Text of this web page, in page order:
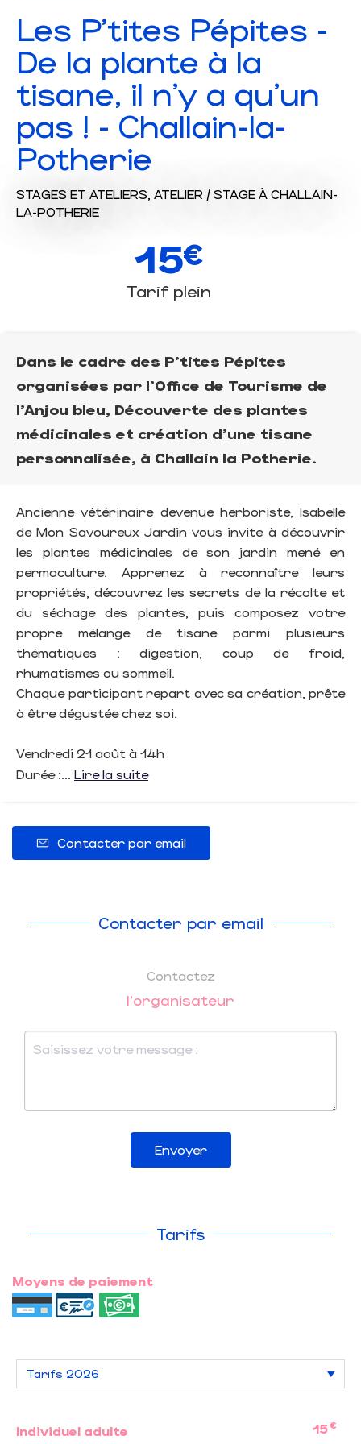
Les P'tites Pépites -
De la plante à la
tisane, il n'y a qu'un
pas ! - Challain-la-
Potherie
STAGES ET ATELIERS, ATELIER / STAGE À CHALLAIN-
LA-POTHERIE
15€
Tarif plein
Dans le cadre des P'tites Pépites
organisées par l'Office de Tourisme de
l'Anjou bleu, Découverte des plantes
médicinales et création d’une tisane
personnalisée, à Challain la Potherie.
Ancienne vétérinaire devenue herboriste, Isabelle
de Mon Savoureux Jardin vous invite à découvrir
les plantes médicinales de son jardin mené en
permaculture. Apprenez à reconnaître leurs
propriétés, découvrez les secrets de la récolte et
du séchage des plantes, puis composez votre
propre mélange de tisane parmi plusieurs
thématiques : digestion, coup de froid,
rhumatismes ou sommeil.
Chaque participant repart avec sa création, prête
à être dégustée chez soi.
Vendredi 21 août à 14h
Durée :... Lire la suite
Contacter par email
Contacter par email
Contactez
l'organisateur
Envoyer
Tarifs
Moyens de paiement
Individuel adulte 15 €